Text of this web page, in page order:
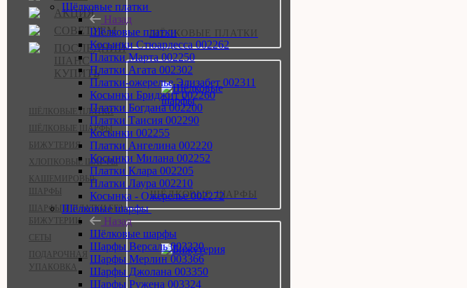
АКЦИЯ
СОВЕТУЕМ
ПОСЛЕДНИЙ
ШАНС
КУПИТЬ
ШЁЛКОВЫЕ ПЛАТКИ
ШЁЛКОВЫЕ ШАРФЫ
БИЖУТЕРИЯ
ХЛОПКОВЫЕ ШАРФЫ
КАШЕМИРОВЫЕ
ШАРФЫ
ШАРФЫ И ПЛАТКИ БЕЗ
БИЖУТЕРИИ
СЕТЫ
ПОДАРОЧНАЯ
УПАКОВКА
ШЁЛКОВЫЕ ПЛАТКИ
ШЁЛКОВЫЕ ШАРФЫ
Шёлковые платки
Назад
Шёлковые платки
Косынки Стюардесса 002262
Платки Марта 002250
Платки Агата 002302
Платки-ожерелье Элизабет 002311
Косынки Бриджит 002260
Платки Богдана 002200
Платки Таисия 002290
Косынки 002255
Платки Ангелина 002220
Косынки Милана 002252
Платки Клара 002205
Платки Лаура 002210
Косынка - Ожерелье 002272
Шёлковые шарфы
Назад
Шёлковые шарфы
Шарфы Версаль 003320
Шарфы Мерлин 003366
Шарфы Джолана 003350
Шарфы Ружена 003324